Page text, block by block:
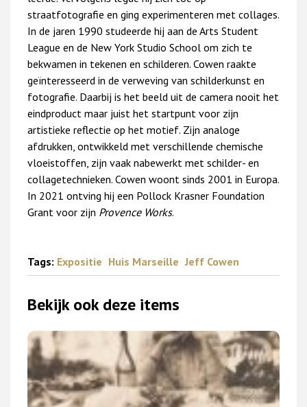
straatfotografie en ging experimenteren met collages.
In de jaren 1990 studeerde hij aan de Arts Student
League en de New York Studio School om zich te
bekwamen in tekenen en schilderen. Cowen raakte
geïnteresseerd in de verweving van schilderkunst en
fotografie. Daarbij is het beeld uit de camera nooit het
eindproduct maar juist het startpunt voor zijn
artistieke reflectie op het motief. Zijn analoge
afdrukken, ontwikkeld met verschillende chemische
vloeistoffen, zijn vaak nabewerkt met schilder- en
collagetechnieken. Cowen woont sinds 2001 in Europa.
In 2021 ontving hij een Pollock Krasner Foundation
Grant voor zijn Provence Works.
Tags: Expositie Huis Marseille Jeff Cowen
Bekijk ook deze items